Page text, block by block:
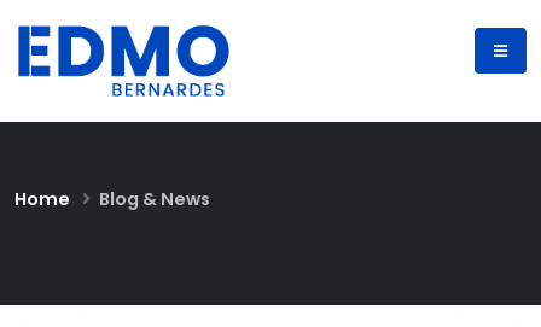
Home Blog & News